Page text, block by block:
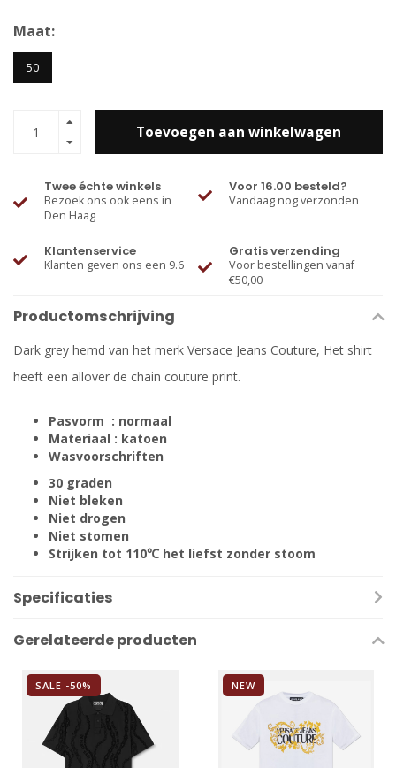
Maat:
50
Toevoegen aan winkelwagen
Twee échte winkels
Bezoek ons ook eens in
Den Haag
Voor 16.00 besteld?
Vandaag nog verzonden
Klantenservice
Klanten geven ons een 9.6
Gratis verzending
Voor bestellingen vanaf
€50,00
Productomschrijving
Dark grey hemd van het merk Versace Jeans Couture, Het shirt
heeft een allover de chain couture print.
Pasvorm : normaal
Materiaal : katoen
Wasvoorschriften
30 graden
Niet bleken
Niet drogen
Niet stomen
Strijken tot 110℃ het liefst zonder stoom
Specificaties
Gerelateerde producten
SALE -50% NEW